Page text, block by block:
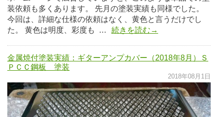
装依頼も多くあります。 先月の塗装実績も同様でした。
今回は、詳細な仕様の依頼はなく、黄色と言うだけでし
た。 黄色は明度、彩度も …
続きを読む→
金属焼付塗装実績：ギターアンプカバー（2018年8月）Ｓ
ＰＣＣ鋼板 塗装
2018年08月1日